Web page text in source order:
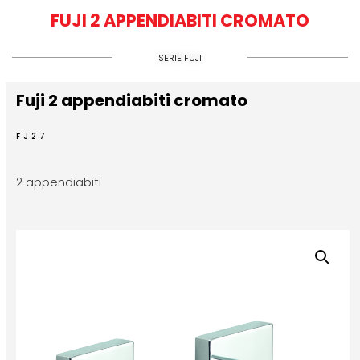
FUJI 2 APPENDIABITI CROMATO
SERIE FUJI
Fuji 2 appendiabiti cromato
FJ27
2 appendiabiti